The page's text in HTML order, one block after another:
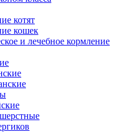
котят
кошек
и лечебное кормление